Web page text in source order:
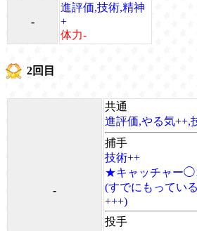
-
進評価,技術,精神
+
体力-
2回目
-
共通
進評価,やる気++,
捕手
技術++
★キャッチャー◯
(すでにもってい
+++)
投手